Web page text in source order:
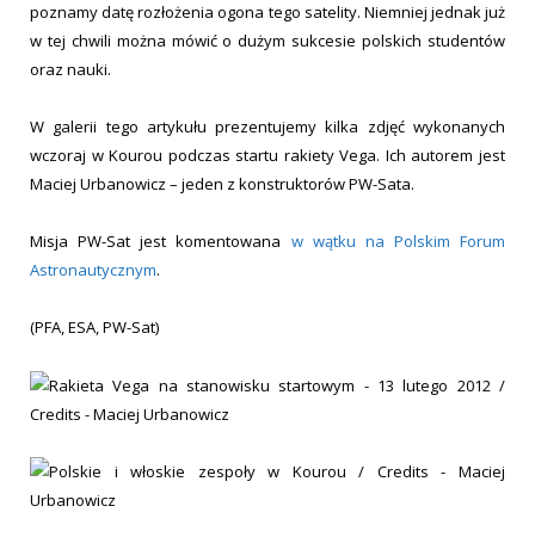
poznamy datę rozłożenia ogona tego satelity. Niemniej jednak już
w tej chwili można mówić o dużym sukcesie polskich studentów
oraz nauki.
W galerii tego artykułu prezentujemy kilka zdjęć wykonanych
wczoraj w Kourou podczas startu rakiety Vega. Ich autorem jest
Maciej Urbanowicz – jeden z konstruktorów PW-Sata.
Misja PW-Sat jest komentowana w wątku na Polskim Forum
Astronautycznym.
(PFA, ESA, PW-Sat)